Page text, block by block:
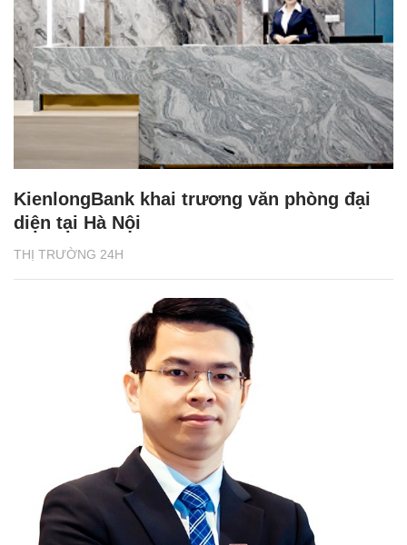
THỊ TRƯỜNG 24H
KienlongBank khai trương văn phòng đại
diện tại Hà Nội